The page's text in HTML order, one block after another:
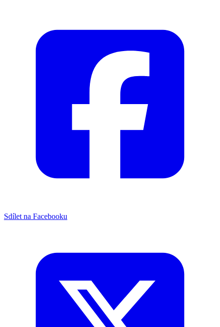
Sdílet na Facebooku